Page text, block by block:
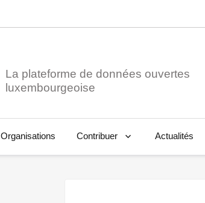
La plateforme de données ouvertes
Organisations Contribuer Actualités